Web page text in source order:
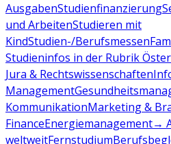
AusgabenStudienfinanzierung
und ArbeitenStudieren mit
KindStudien-/Berufsmessen
Studieninfos in der Rubrik
Jura & Rechtswissenschaften
Management
KommunikationMarketing &
FinanceEnergiemanagement→
weltweitFernstudium